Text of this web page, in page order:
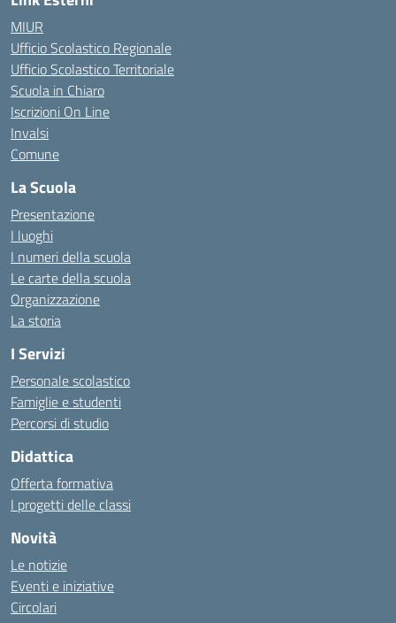
MIUR
Ufficio Scolastico Regionale
Ufficio Scolastico Territoriale
Scuola in Chiaro
Iscrizioni On Line
Invalsi
Comune
La Scuola
Presentazione
I luoghi
I numeri della scuola
Le carte della scuola
Organizzazione
La storia
I Servizi
Personale scolastico
Famiglie e studenti
Percorsi di studio
Didattica
Offerta formativa
I progetti delle classi
Novità
Le notizie
Eventi e iniziative
Circolari